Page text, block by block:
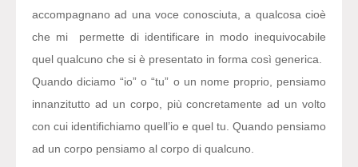
accompagnano ad una voce conosciuta, a qualcosa cioè
che mi permette di identificare in modo inequivocabile
quel qualcuno che si è presentato in forma così generica.
Quando diciamo “io” o “tu” o un nome proprio, pensiamo
innanzitutto ad un corpo, più concretamente ad un volto
con cui identifichiamo quell’io e quel tu. Quando pensiamo
ad un corpo pensiamo al corpo di qualcuno.